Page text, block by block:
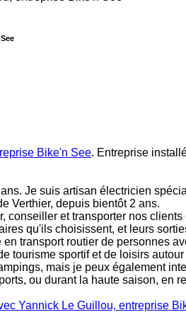
Bike'n See. Entreprise
Je suis artisan électricien
Verthier, depuis bientôt 2 ans.
conseiller et transporter nos
qu'ils choisissent, et leurs
transport routier de personnes
tourisme sportif et de loisirs
mais je peux également
ou durant la haute saison, en